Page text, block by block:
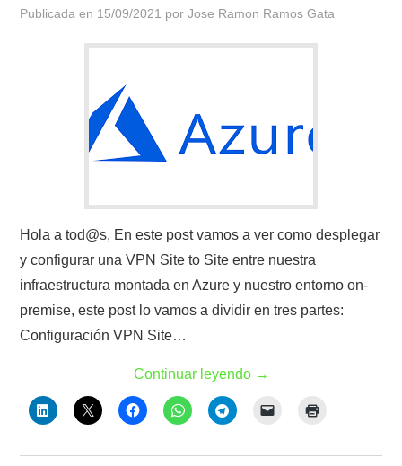
Publicada en 15/09/2021 porJose Ramon Ramos Gata
Hola a tod@s, En este post vamos a ver como desplegar
y configurar una VPN Site to Site entre nuestra
infraestructura montada en Azure y nuestro entorno on-
premise, este post lo vamos a dividir en tres partes:
Configuración VPN Site…
Continuar leyendo →